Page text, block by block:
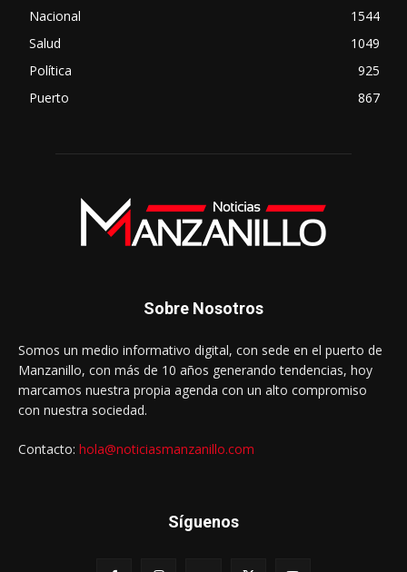
Nacional
1544
Salud
1049
Política
925
Puerto
867
Sobre Nosotros
Somos un medio informativo digital, con sede en el puerto de
Manzanillo, con más de 10 años generando tendencias, hoy
marcamos nuestra propia agenda con un alto compromiso
con nuestra sociedad.
Contacto: hola@noticiasmanzanillo.com
Síguenos